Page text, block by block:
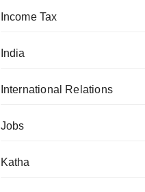
Income Tax
India
International Relations
Jobs
Katha